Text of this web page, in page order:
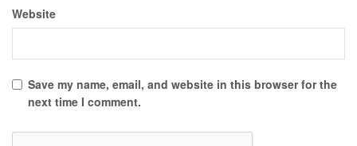
Website
Save my name, email, and website in this browser for the
next time I comment.